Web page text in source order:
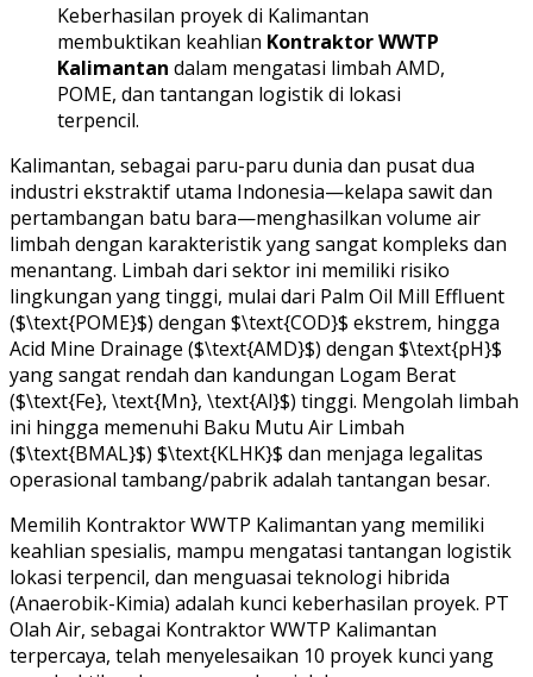
Keberhasilan proyek di Kalimantan
membuktikan keahlian Kontraktor WWTP
Kalimantan dalam mengatasi limbah AMD,
POME, dan tantangan logistik di lokasi
terpencil.
Kalimantan, sebagai paru-paru dunia dan pusat dua
industri ekstraktif utama Indonesia—kelapa sawit dan
pertambangan batu bara—menghasilkan volume air
limbah dengan karakteristik yang sangat kompleks dan
menantang. Limbah dari sektor ini memiliki risiko
lingkungan yang tinggi, mulai dari Palm Oil Mill Effluent
($\text{POME}$) dengan $\text{COD}$ ekstrem, hingga
Acid Mine Drainage ($\text{AMD}$) dengan $\text{pH}$
yang sangat rendah dan kandungan Logam Berat
($\text{Fe}, \text{Mn}, \text{Al}$) tinggi. Mengolah limbah
ini hingga memenuhi Baku Mutu Air Limbah
($\text{BMAL}$) $\text{KLHK}$ dan menjaga legalitas
operasional tambang/pabrik adalah tantangan besar.
Memilih Kontraktor WWTP Kalimantan yang memiliki
keahlian spesialis, mampu mengatasi tantangan logistik
lokasi terpencil, dan menguasai teknologi hibrida
(Anaerobik-Kimia) adalah kunci keberhasilan proyek. PT
Olah Air, sebagai Kontraktor WWTP Kalimantan
terpercaya, telah menyelesaikan 10 proyek kunci yang